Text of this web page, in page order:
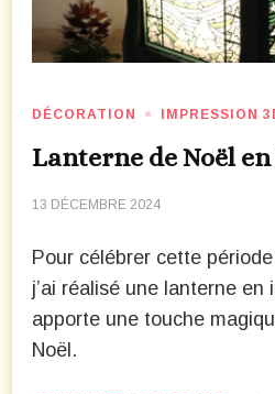
DÉCORATION IMPRESSION
Lanterne de Noël
13 DÉCEMBRE 2024
Pour célébrer cette
j’ai réalisé une lanterne en
apporte une touche
Noël.